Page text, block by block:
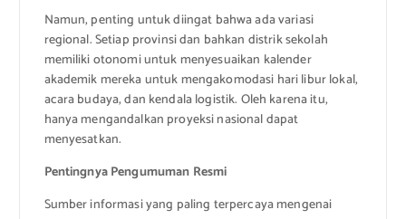
Namun, penting untuk diingat bahwa ada variasi
regional. Setiap provinsi dan bahkan distrik sekolah
memiliki otonomi untuk menyesuaikan kalender
akademik mereka untuk mengakomodasi hari libur lokal,
acara budaya, dan kendala logistik. Oleh karena itu,
hanya mengandalkan proyeksi nasional dapat
menyesatkan.
Pentingnya Pengumuman Resmi
Sumber informasi yang paling terpercaya mengenai